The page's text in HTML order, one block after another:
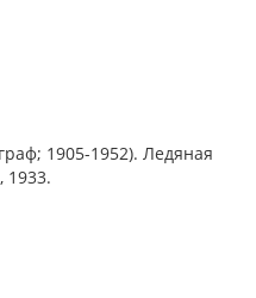
1905-1952). Ледяная
1933.